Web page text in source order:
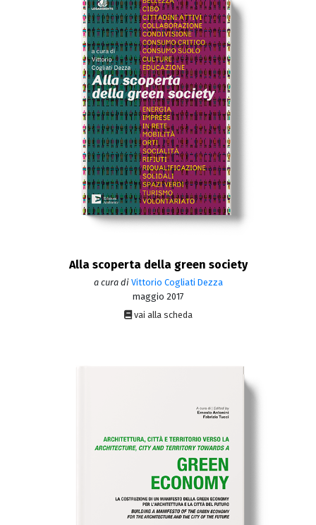
Alla scoperta della green society
a cura di Vittorio Cogliati Dezza
maggio 2017
vai alla scheda